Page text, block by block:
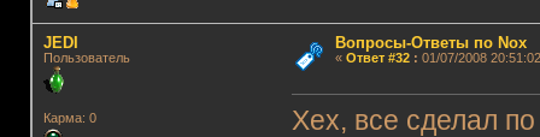
JEDI
Пользователь
Карма: 0
Вопросы-Ответы по Nox
« Ответ #32: 01/07/2008
Хех, все сделал